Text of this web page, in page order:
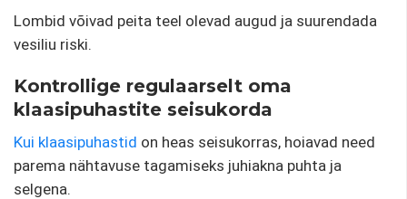
Lombid võivad peita teel olevad augud ja suurendada
vesiliu riski.
Kontrollige regulaarselt oma
klaasipuhastite seisukorda
Kui klaasipuhastid on heas seisukorras, hoiavad need
parema nähtavuse tagamiseks juhiakna puhta ja
selgena.